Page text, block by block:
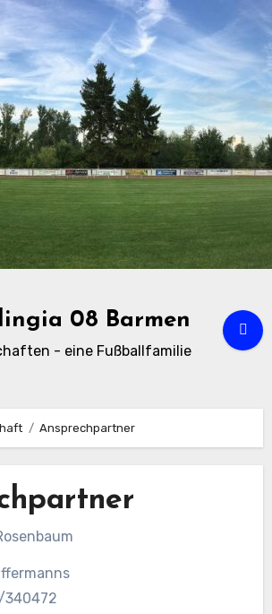
08 Barmen
- eine Fußballfamilie
Ansprechpartner
340472